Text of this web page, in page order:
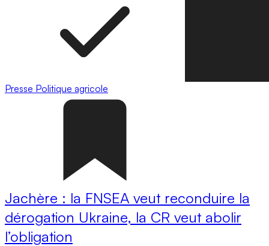
Presse Politique agricole
Jachère : la FNSEA veut reconduire la
dérogation Ukraine, la CR veut abolir
l’obligation